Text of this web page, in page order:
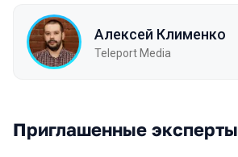
Алексей Клименко
Teleport Media
Приглашенные эксперты